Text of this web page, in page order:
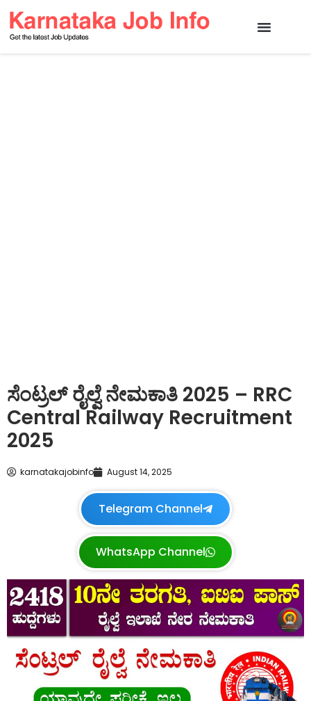
ಸೆಂಟ್ರಲ್ ರೈಲ್ವೆ ನೇಮಕಾತಿ 2025 – RRC
Central Railway Recruitment
2025
karnatakajobinfo August 14, 2025
Telegram Channel
WhatsApp Channel